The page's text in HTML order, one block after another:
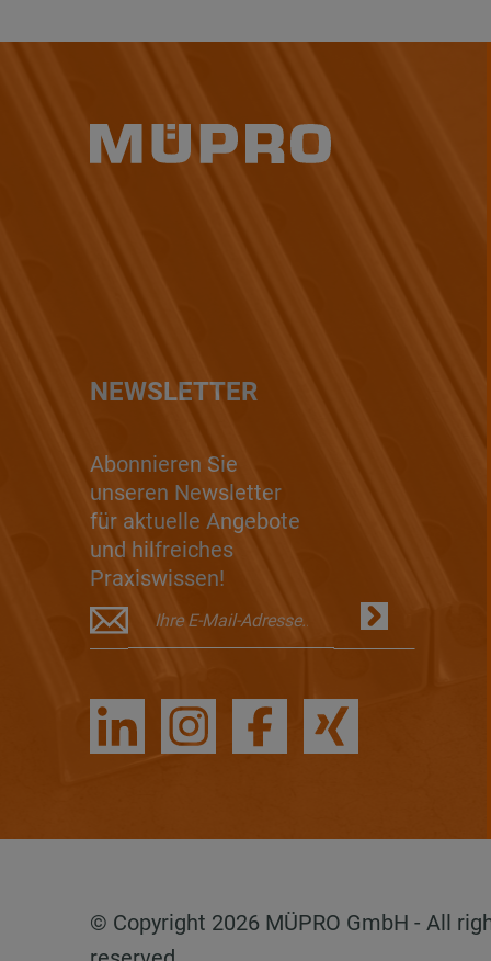
NEWSLETTER
Abonnieren Sie
unseren Newsletter
für aktuelle Angebote
und hilfreiches
Praxiswissen!
© Copyright 2026 MÜPRO GmbH - All